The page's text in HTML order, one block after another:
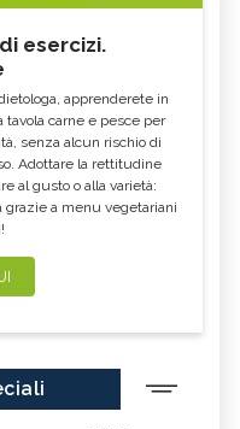
esercizi.
apprenderete in
tavola carne e pesce per
senza alcun rischio di
Adottare la rettitudine
al gusto o alla varietà:
grazie a menu vegetariani